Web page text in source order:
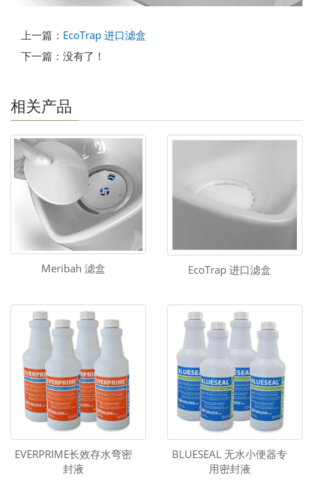
上一篇： EcoTrap 进口滤盒
下一篇：没有了！
相关产品
Meribah 滤盒 EcoTrap 进口滤盒
EVERPRIME长效存水弯密
封液
BLUESEAL 无水小便器专
用密封液